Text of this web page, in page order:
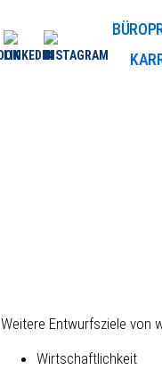
Weitere Entwurfsziele von
Wirtschaftlichkeit